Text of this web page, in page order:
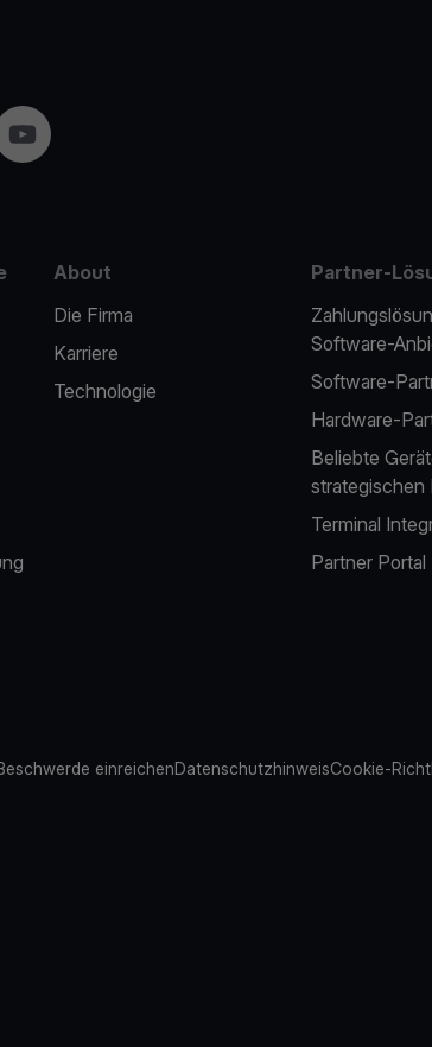
YouTube
About
Die Firma
Karriere
Technologie
Partner-
Software-
Software-
Hardware-
Beliebte
strategischen
Terminal
Partner Portal
einreichenDatenschutzhinweisCookie-